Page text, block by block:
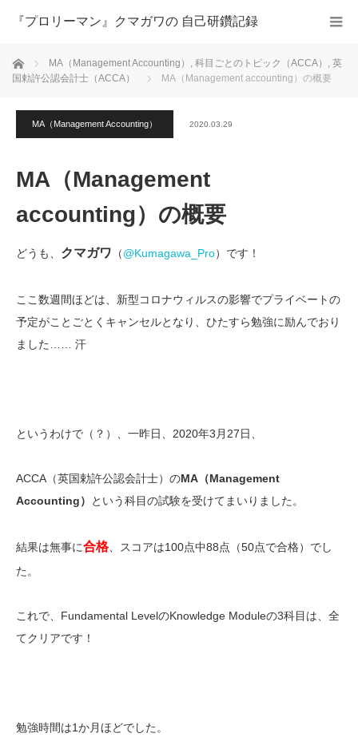
『プロリーマン』クマガワの 自己研鑽記録
ホーム MA（Management Accounting） , 科目ごとのトピック（ACCA） , 英
国勅許公認会計士（ACCA）
MA（Management accounting）の概要
MA（Management Accounting） 2020.03.29
MA（Management
accounting）の概要
どうも、 クマガワ （@Kumagawa_Pro）です！
ここ数週間ほどは、新型コロナウィルスの影響でプライベートの
予定がことごとくキャンセルとなり、ひたすら勉強に励んでおり
ました…… 汗
というわけで（？）、一昨日、2020年3月27日、
ACCA（英国勅許公認会計士）のMA （Management
Accounting）
という科目の試験を受けてまいりました。
結果は無事に合格、スコアは100点中88点（50点で合格）でし
た。
これで、Fundamental LevelのKnowledge Moduleの3科目は、全
てクリアです！
勉強時間は1か月ほどでした。